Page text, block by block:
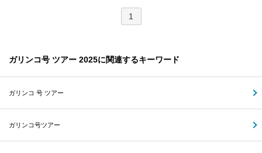
1
ガリンコ号 ツアー 2025に関連するキーワード
ガリンコ 号 ツアー
ガリンコ号ツアー